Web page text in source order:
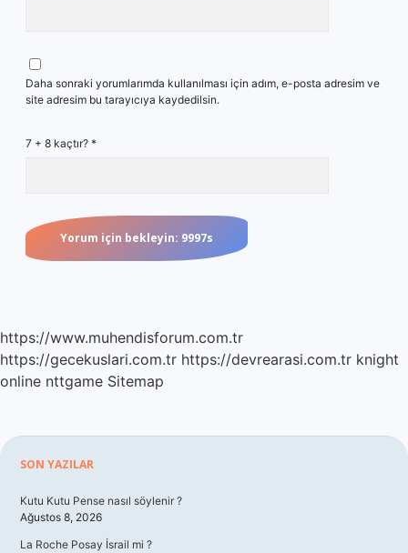
Daha sonraki yorumlarımda kullanılması için adım, e-posta adresim ve
site adresim bu tarayıcıya kaydedilsin.
7 + 8 kaçtır? *
https://www.muhendisforum.com.tr
https://gecekuslari.com.tr https://devrearasi.com.tr knight
online nttgame Sitemap
Sidebar
SON YAZILAR
Kutu Kutu Pense nasıl söylenir ?
Ağustos 8, 2026
La Roche Posay İsrail mi ?